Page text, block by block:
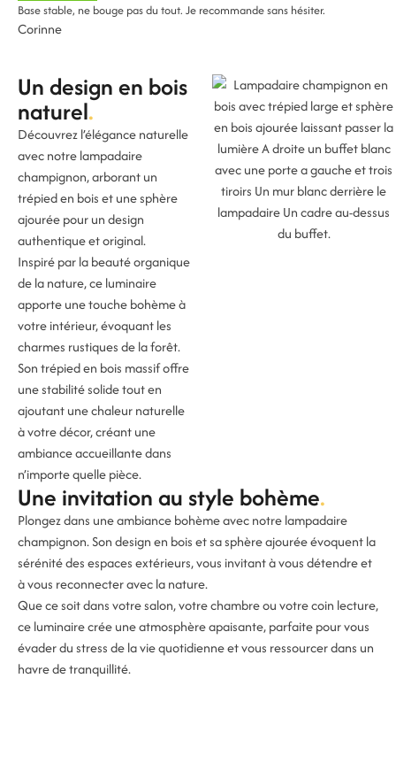
Base stable, ne bouge pas du tout. Je recommande sans hésiter.
Corinne
Un design en bois
naturel
Découvrez l’élégance naturelle
avec notre lampadaire
champignon, arborant un
trépied en bois et une sphère
ajourée pour un design
authentique et original.
Inspiré par la beauté organique
de la nature, ce luminaire
apporte une touche bohème à
votre intérieur, évoquant les
charmes rustiques de la forêt.
Son trépied en bois massif offre
une stabilité solide tout en
ajoutant une chaleur naturelle
à votre décor, créant une
ambiance accueillante dans
n’importe quelle pièce.
Une invitation au style bohème
Plongez dans une ambiance bohème avec notre lampadaire
champignon. Son design en bois et sa sphère ajourée évoquent la
sérénité des espaces extérieurs, vous invitant à vous détendre et
à vous reconnecter avec la nature.
Que ce soit dans votre salon, votre chambre ou votre coin lecture,
ce luminaire crée une atmosphère apaisante, parfaite pour vous
évader du stress de la vie quotidienne et vous ressourcer dans un
havre de tranquillité.